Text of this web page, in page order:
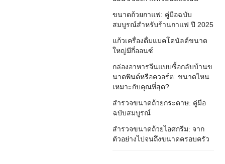
ขนาดถ้วยกาแฟ: คู่มือฉบับ
สมบูรณ์สำหรับร้านกาแฟ ปี 2025
แก้วเครื่องดื่มแมคโดนัลด์ขนาด
ใหญ่มีกี่ออนซ์
กล่องอาหารจีนแบบซื้อกลับบ้านข
นาดพินต์หรือควอร์ต: ขนาดไหน
เหมาะกับคุณที่สุด?
สำรวจขนาดถ้วยกระดาษ: คู่มือ
ฉบับสมบูรณ์
สำรวจขนาดถ้วยไอศกรีม: จาก
ตัวอย่างไปจนถึงขนาดครอบครัว